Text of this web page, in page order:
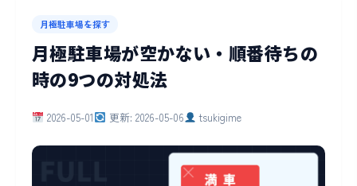
月極駐車場を探す
月極駐車場が空かない・順番待ちの
時の9つの対処法
2026-05-01 更新: 2026-05-06 tsukigime